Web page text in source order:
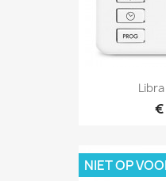
Libra
€
NIET OP